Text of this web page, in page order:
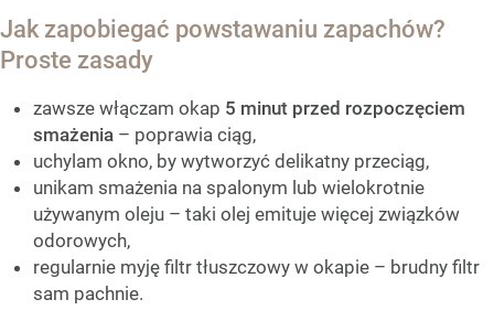
Jak zapobiegać powstawaniu zapachów?
Proste zasady
zawsze włączam okap 5 minut przed rozpoczęciem
smażenia – poprawia ciąg,
uchylam okno, by wytworzyć delikatny przeciąg,
unikam smażenia na spalonym lub wielokrotnie
używanym oleju – taki olej emituje więcej związków
odorowych,
regularnie myję filtr tłuszczowy w okapie – brudny filtr
sam pachnie.